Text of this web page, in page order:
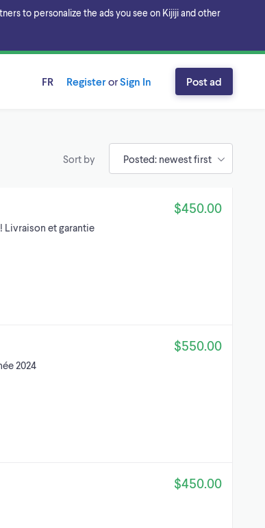
to personalize the ads you see on Kijiji and other
FR RegisterorSign In Post ad
Sort by
Livraison et garantie
$450.00
2024
$550.00
$450.00